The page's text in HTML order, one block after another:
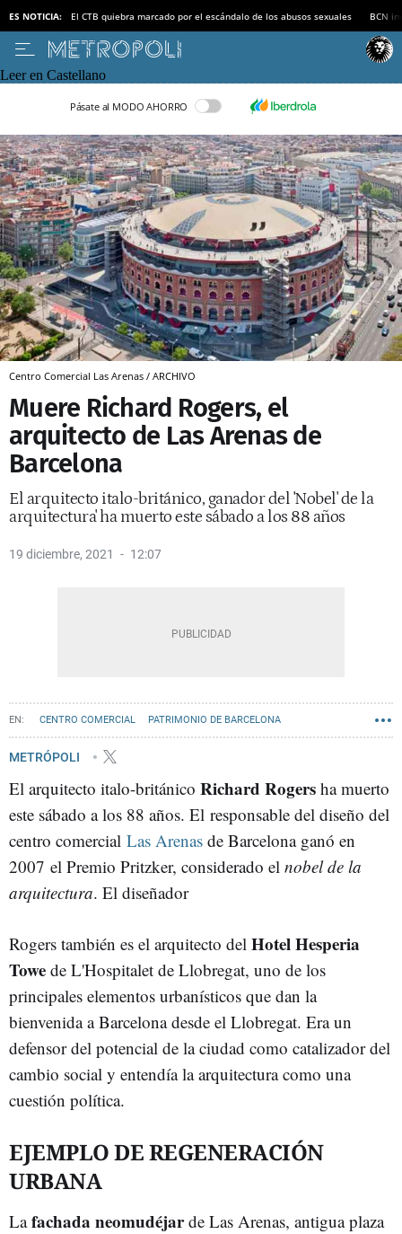
ES NOTICIA: El CTB quiebra marcado por el escándalo de los abusos sexuales BCN
Leer en Castellano
Pásate al MODO AHORRO
Centro Comercial Las Arenas / ARCHIVO
Muere Richard Rogers, el
arquitecto de Las Arenas de
Barcelona
El arquitecto italo-británico, ganador del 'Nobel' de la
arquitectura' ha muerto este sábado a los 88 años
19 diciembre, 2021 12:07
CENTRO COMERCIAL PATRIMONIO DE BARCELONA
METRÓPOLI
El arquitecto italo-británico Richard Rogers ha muerto
este sábado a los 88 años. El responsable del diseño del
centro comercial Las Arenas de Barcelona ganó en
2007 el Premio Pritzker, considerado el nobel de la
arquitectura. El diseñador
Rogers también es el arquitecto del Hotel Hesperia
Towe de L'Hospitalet de Llobregat, uno de los
principales elementos urbanísticos que dan la
bienvenida a Barcelona desde el Llobregat. Era un
defensor del potencial de la ciudad como catalizador del
cambio social y entendía la arquitectura como una
cuestión política.
EJEMPLO DE REGENERACIÓN
URBANA
Lafachada neomudéjarde Las Arenas, antigua plaza